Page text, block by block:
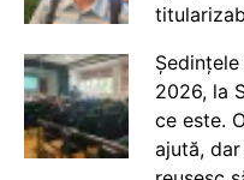
2026, la
ce este.
ajută,